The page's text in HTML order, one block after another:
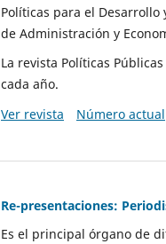
Políticas para el Desarrollo
de Administración y
La revista Políticas
cada año.
Ver revista
Número actual
Re-presentaciones:
Es el principal órgano de